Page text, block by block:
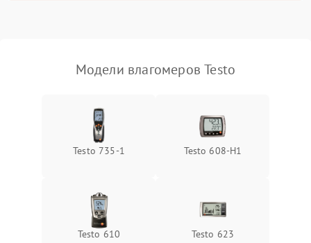
индикатора уровня
1000 ₽ Подробнее →
Модели влагомеров Testo
Testo 735-1 Testo 608-H1
Testo 610 Testo 623